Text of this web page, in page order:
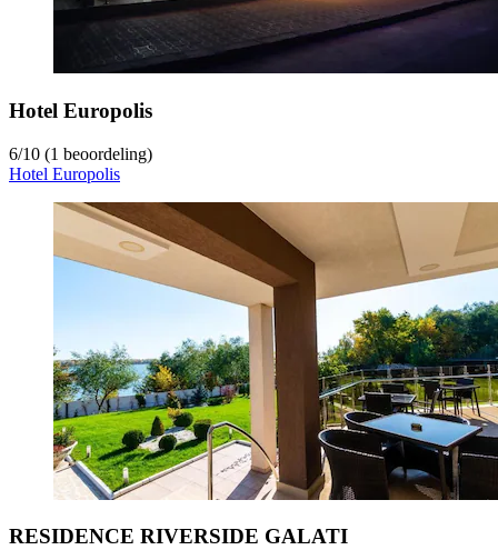
Hotel Europolis
6/10 (1 beoordeling)
Hotel Europolis
RESIDENCE RIVERSIDE GALATI